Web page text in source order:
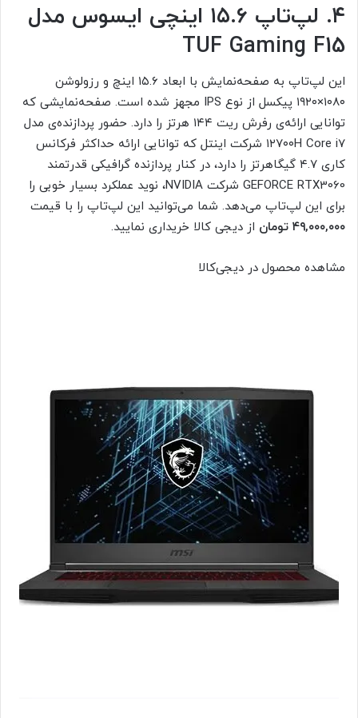
۴. لپ‌تاپ ۱۵.۶ اینچی ایسوس مدل
TUF Gaming F15
این لپ‌تاپ به صفحه‌نمایش با ابعاد ۱۵.۶ اینچ و رزولوشن
۱۰۸۰×۱۹۲۰ پیکسل از نوع IPS مجهز شده است. صفحه‌نمایشی که
توانایی ارائه‌ی رفرش ریت ۱۴۴ هرتز را دارد. حضور پردازنده‌ی مدل
۱۲۷۰۰H Core i7 شرکت اینتل که توانایی ارائه حداکثر فرکانس
کاری ۴.۷ گیگاهرتز را دارد، در کنار پردازنده گرافیکی قدرتمند
GEFORCE RTX3060 شرکت NVIDIA، نوید عملکرد بسیار خوبی را
برای این لپ‌تاپ می‌دهد. شما می‌توانید این لپ‌تاپ را با قیمت
۴۹,۰۰۰,۰۰۰ تومان
از دیجی کالا خریداری نمایید.
مشاهده محصول در دیجی‌کالا